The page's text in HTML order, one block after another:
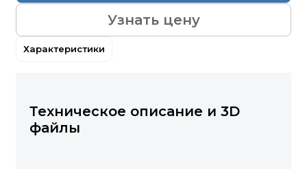
Характеристики
Техническое описание и 3D
файлы
Узнать цену